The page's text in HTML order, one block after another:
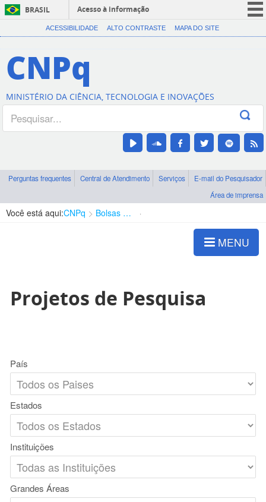
BRASIL
Acesso à informação
CORONAVÍRUS (COVID-19)
Canais
ACESSIBILIDADE ALTO CONTRASTE MAPA DO SITE
CNPq
MINISTÉRIO DA CIÊNCIA, TECNOLOGIA E INOVAÇÕES
Perguntas frequentes Central de Atendimento Serviços
E-mail do Pesquisador
Área de imprensa
Você está aqui:CNPq Bolsas e Auxílios Vigentes
MENU
Projetos de Pesquisa
País
Estados
Instituições
Grandes Áreas